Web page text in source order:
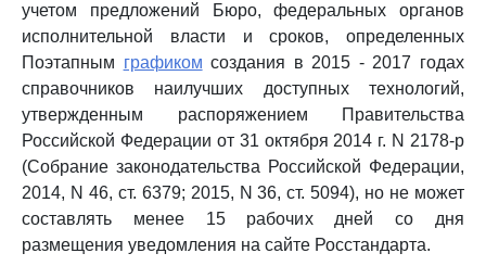
учетом предложений Бюро, федеральных органов
исполнительной власти и сроков, определенных
Поэтапным графиком создания в 2015 - 2017 годах
справочников наилучших доступных технологий,
утвержденным распоряжением Правительства
Российской Федерации от 31 октября 2014 г. N 2178-р
(Собрание законодательства Российской Федерации,
2014, N 46, ст. 6379; 2015, N 36, ст. 5094), но не может
составлять менее 15 рабочих дней со дня
размещения уведомления на сайте Росстандарта.